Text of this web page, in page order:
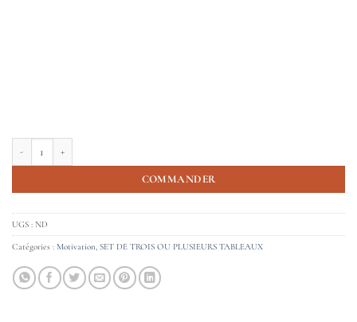
COMMANDER
UGS : ND
Catégories : Motivation, SET DE TROIS OU PLUSIEURS TABLEAUX